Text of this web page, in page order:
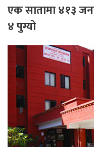
एक सातामा ४१३
४ पुग्यो